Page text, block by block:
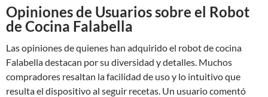
Opiniones de Usuarios sobre el Robot
de Cocina Falabella
Las opiniones de quienes han adquirido el robot de cocina
Falabella destacan por su diversidad y detalles. Muchos
compradores resaltan la facilidad de uso y lo intuitivo que
resulta el dispositivo al seguir recetas. Un usuario comentó